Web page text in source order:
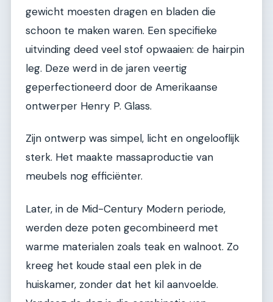
gewicht moesten dragen en bladen die
schoon te maken waren. Een specifieke
uitvinding deed veel stof opwaaien: de hairpin
leg. Deze werd in de jaren veertig
geperfectioneerd door de Amerikaanse
ontwerper Henry P. Glass.
Zijn ontwerp was simpel, licht en ongelooflijk
sterk. Het maakte massaproductie van
meubels nog efficiënter.
Later, in de Mid-Century Modern periode,
werden deze poten gecombineerd met
warme materialen zoals teak en walnoot. Zo
kreeg het koude staal een plek in de
huiskamer, zonder dat het kil aanvoelde.